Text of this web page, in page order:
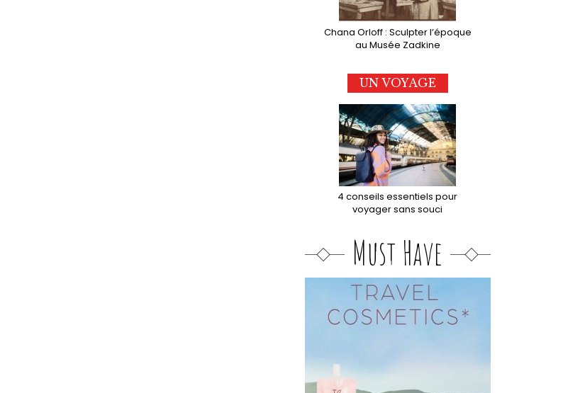
Chana Orloff : Sculpter l’époque
au Musée Zadkine
UN VOYAGE
4 conseils essentiels pour
voyager sans souci
Must Have